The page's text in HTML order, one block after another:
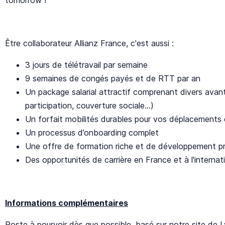
Être collaborateur Allianz France, c'est aussi :
3 jours de télétravail par semaine
9 semaines de congés payés et de RTT par an
Un package salarial attractif comprenant divers
participation, couverture sociale…)
Un forfait mobilités durables pour vos déplacements
Un processus d’onboarding complet
Une offre de formation riche et de développement
Des opportunités de carrière en France et à
Informations complémentaires